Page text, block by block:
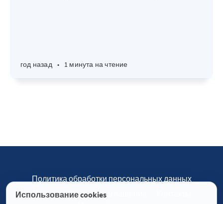
год назад • 1 минута на чтение
Использование cookies
Политика обработки персональных данных
Пользовательское соглашение